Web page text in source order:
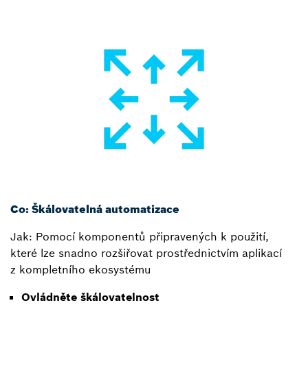
Co: Škálovatelná automatizace
Jak: Pomocí komponentů připravených k použití,
které lze snadno rozšiřovat prostřednictvím aplikací
z kompletního ekosystému
Ovládněte škálovatelnost